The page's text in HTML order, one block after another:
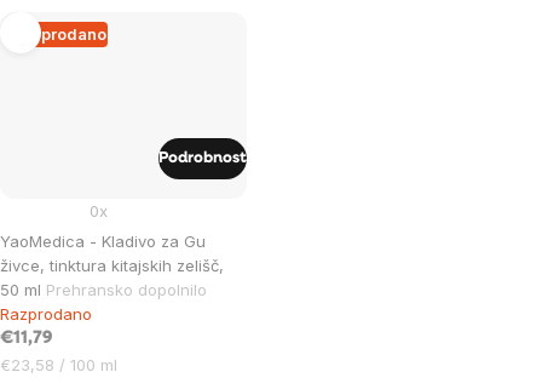
enoto:
Razprodano
YaoMedica - Kladivo za Gu
živce, tinktura kitajskih zelišč,
50 ml Prehransko dopolnilo
0x
Razprodano
€11,79
Cena
€23,58 / 100 ml
Podrobnost